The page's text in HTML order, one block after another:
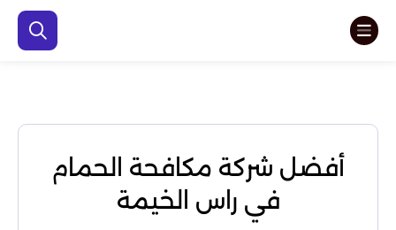
أفضل شركة مكافحة الحمام
في راس الخيمة